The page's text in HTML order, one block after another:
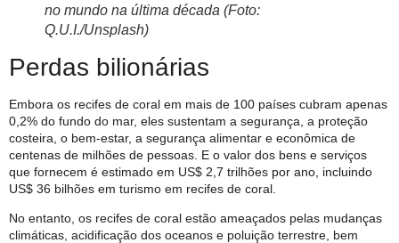
no mundo na última década (Foto:
Q.U.I./Unsplash)
Perdas bilionárias
Embora os recifes de coral em mais de 100 países cubram apenas
0,2% do fundo do mar, eles sustentam a segurança, a proteção
costeira, o bem-estar, a segurança alimentar e econômica de
centenas de milhões de pessoas. E o valor dos bens e serviços
que fornecem é estimado em US$ 2,7 trilhões por ano, incluindo
US$ 36 bilhões em turismo em recifes de coral.
No entanto, os recifes de coral estão ameaçados pelas mudanças
climáticas, acidificação dos oceanos e poluição terrestre, bem